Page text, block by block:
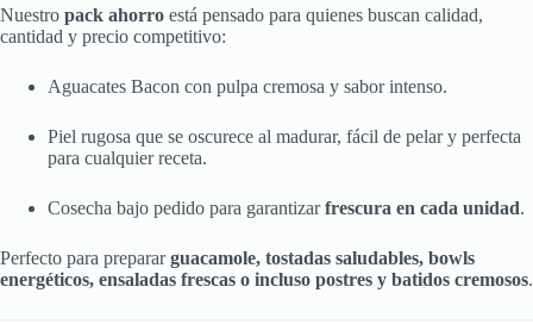
Nuestro pack ahorro está pensado para quienes buscan calidad,
cantidad y precio competitivo:
Aguacates Bacon con pulpa cremosa y sabor intenso.
Piel rugosa que se oscurece al madurar, fácil de pelar y perfecta
para cualquier receta.
Cosecha bajo pedido para garantizarfrescura en cada unidad.
Perfecto para prepararguacamole, tostadas saludables, bowls
energéticos, ensaladas frescas o incluso postres y batidos cremosos.